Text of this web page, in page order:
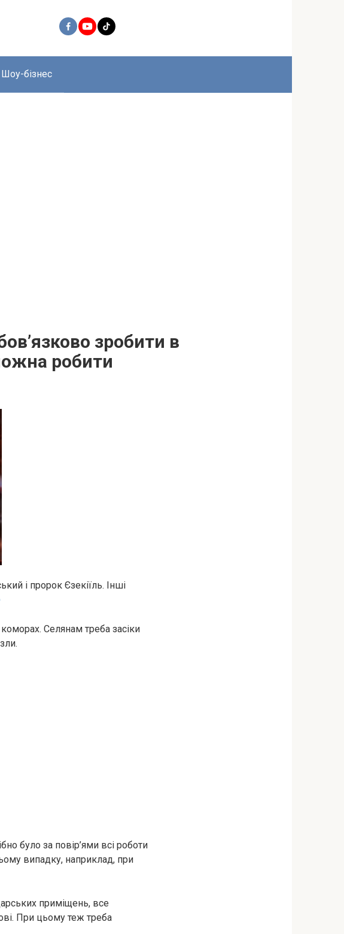
Шоу-бізнес
зробити в
робити
і пророк Єзекіїль. Інші
Селянам треба засіки
було за повір’ями всі роботи
випадку, наприклад, при
приміщень, все
При цьому теж треба